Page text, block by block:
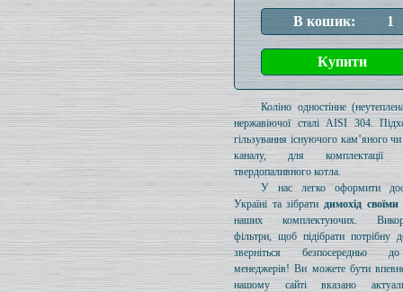
Коліно одностінне
нержавіючої сталі AISI 304.
гільзування існуючого кам’яного
каналу, для комплектації
твердопаливного котла.
У нас легко оформити
Україні та зібрати димохід
наших комплектуючих.
фільтри, щоб підібрати потрібну
зверніться безпосередньо
менеджерів! Ви можете бути
нашому сайті вказано